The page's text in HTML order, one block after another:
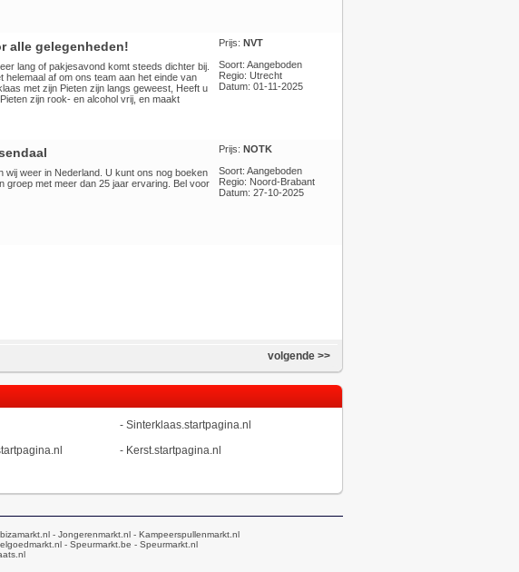
alle gelegenheden!
lang of pakjesavond komt steeds dichter bij.
af om ons team aan het einde van
met zijn Pieten zijn langs geweest, Heeft u
zijn rook- en alcohol vrij, en maakt
Prijs: NVT
Soort: Aangeboden
Regio: Utrecht
Datum: 01-11-2025
weer in Nederland. U kunt ons nog boeken
groep met meer dan 25 jaar ervaring. Bel voor
Prijs: NOTK
Soort: Aangeboden
Regio: Noord-Brabant
Datum: 27-10-2025
volgende >>
- Sinterklaas.startpagina.nl
- Kerst.startpagina.nl
- Jongerenmarkt.nl - Kampeerspullenmarkt.nl
- Speurmarkt.be - Speurmarkt.nl